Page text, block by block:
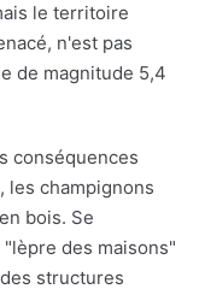
le territoire
n'est pas
de magnitude 5,4
conséquences
les champignons
bois. Se
des maisons"
structures